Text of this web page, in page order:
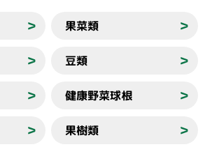
＞ 果菜類 ＞
＞ 豆類 ＞
＞ 健康野菜球根 ＞
＞ 果樹類 ＞